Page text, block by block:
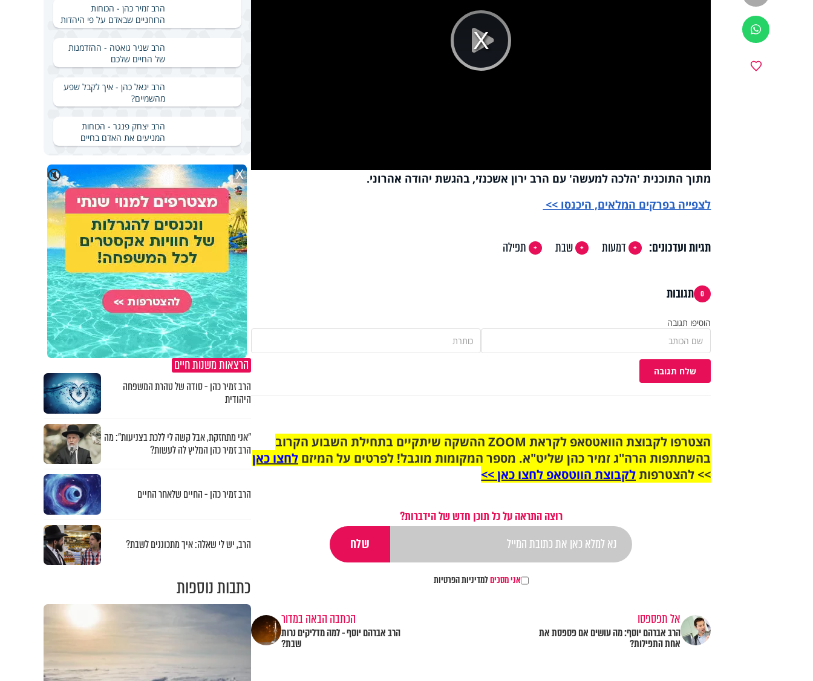
ווטסאפ
Play
מתוך התוכנית 'הלכה למעשה' עם הרב ירון אשכנזי, בהגשת יהודה אהרוני.
לצפייה בפרקים המלאים, היכנסו >>
תגיות ועדכונים: דמעות שבת תפילה
0 תגובות
הוסיפו תגובה
שלח תגובה
הצטרפו לקבוצת הוואטסאפ לקראת ZOOM ההשקה שיתקיים בתחילת השבוע הקרוב
בהשתתפות הרה"ג זמיר כהן שליט"א. מספר המקומות מוגבל! לפרטים על המיזם לחצו כאן
>> להצטרפותלקבוצת הווטסאפ לחצו כאן >>
רוצה התראה על כל תוכן חדש של הידברות?
אני מסכיםלמדיניות הפרטיות
אל תפספסו
הרב אברהם יוסף: מה עושים אם פספסת את
אחת התפילות?
הכתבה הבאה במדור
הרב אברהם יוסף - למה מדליקים נרות
שבת?
הרב זמיר כהן - הכוחות
הרוחניים שבאדם על פי היהדות
הרב שניר גואטה - ההזדמנות
של החיים שלכם
הרב יגאל כהן - איך לקבל שפע
מהשמיים?
הרב יצחק פנגר - הכוחות
המניעים את האדם בחיים
🔇 X
הרצאות משנות חיים
הרב זמיר כהן - סודה של טהרת המשפחה
היהודית
"אני מתחזקת, אבל קשה לי ללכת בצניעות": מה
הרב זמיר כהן המליץ לה לעשות?
הרב זמיר כהן - החיים שלאחר החיים
הרב, יש לי שאלה: איך מתכוננים לשבת?
כתבות נוספות